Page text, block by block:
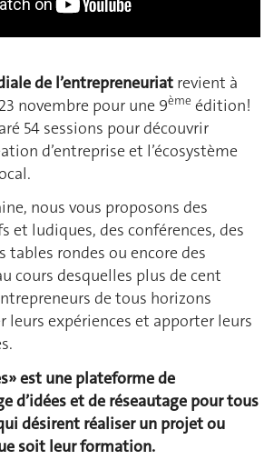
de l’entrepreneuriat revient à
novembre pour une 9ème édition!
54 sessions pour découvrir
d’entreprise et l’écosystème
nous vous proposons des
et ludiques, des conférences, des
tables rondes ou encore des
cours desquelles plus de cent
de tous horizons
leurs expériences et apporter leurs
est une plateforme de
d’idées et de réseautage pour tous
désirent réaliser un projet ou
soit leur formation.